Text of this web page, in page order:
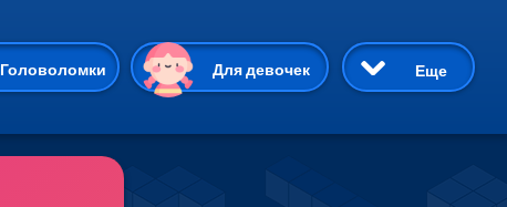
Головоломки Для девочек
3D Приключения
Еще